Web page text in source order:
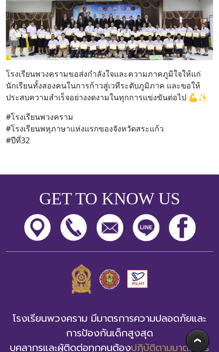
โรงเรียนพวงครามขอส่งกำลังใจและความภาคภูมิใจให้แก่
นักเรียนทั้งสองคนในการก้าวสู่เวทีระดับภูมิภาค และขอให้
ประสบความสำเร็จอย่างงดงามในทุกการแข่งขันต่อไป 💪✨
#โรงเรียนพวงคราม
#โรงเรียนพหุภาษาแห่งแรกของจังหวัดสระแก้ว
#ปีที่32
GET TO KNOW US
โรงเรียนพวงคราม มีมาตรการความปลอดภัยและ
การป้องกันเด็กสูงสุด
บุคลากรและผู้ติดต่อทุกคนต้องปฏิบัติตามมาตรการ